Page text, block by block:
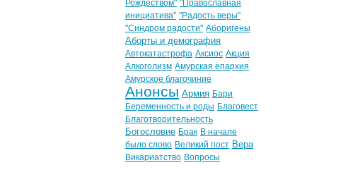
Рождеством" "Православная
инициатива" "Радость веры"
"Синдром радости" Аборигены
Аборты и демография
Автокатастрофа Аксиос Акция
Алкоголизм Амурская епархия
Амурское благочиние
Анонсы Армия Бари
Беременность и роды Благовест
Благотворительность
Богословие Брак В начале
было слово Великий пост Вера
Викариатство Вопросы